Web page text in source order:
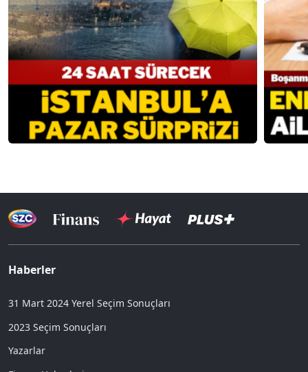
Haberler
31 Mart 2024 Yerel Seçim Sonuçları
2023 Seçim Sonuçları
Yazarlar